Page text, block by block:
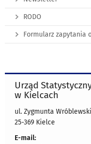
RODO
Formularz zapytania
Urząd
w Kielcach
ul. Zygmunta
25-369 Kielce
E-mail: